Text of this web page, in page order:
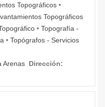
Topográficos •
Topográficos
• Topografía -
• Topógrafos - Servicios
Arenas Dirección: